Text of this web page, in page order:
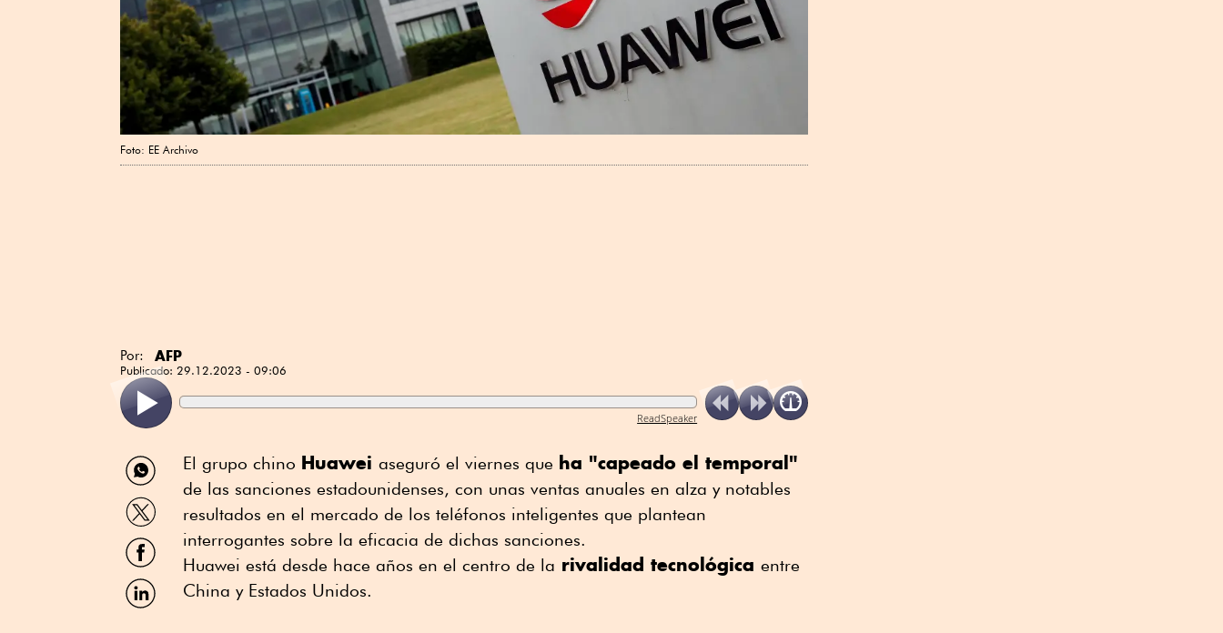
Foto: EE Archivo
Por: AFP
Publicado: 29.12.2023 - 09:06
ReadSpeaker
Compartir
por
WhatsApp
Compartir
por
Twitter
Compartir
por
Facebook
Compartir
por
El grupo chino Huawei aseguró el viernes que ha "capeado el temporal"
de las sanciones estadounidenses, con unas ventas anuales en alza y notables
resultados en el mercado de los teléfonos inteligentes que plantean
interrogantes sobre la eficacia de dichas sanciones.
Huawei está desde hace años en el centro de la rivalidad tecnológica entre
China y Estados Unidos.